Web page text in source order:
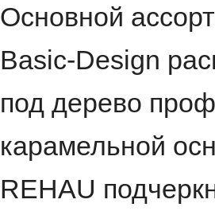
Основной
Basic-Design
под дерево
карамельной
REHAU